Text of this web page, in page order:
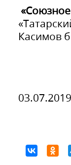
Касимов
03.07.2019